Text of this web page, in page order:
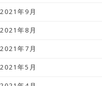
2021年9月
2021年8月
2021年7月
2021年5月